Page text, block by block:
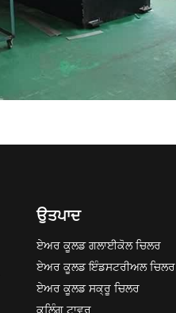
ਉਤਪਾਦ
ਏਅਰ ਕੂਲਡ ਗਲਾਈਕੋਲ ਚਿਲਰ
ਏਅਰ ਕੂਲਡ ਇੰਡਸਟਰੀਅਲ ਚਿਲਰ
ਏਅਰ ਕੂਲਡ ਸਕ੍ਰੂ ਚਿਲਰ
ਕੂਲਿੰਗ ਟਾਵਰ